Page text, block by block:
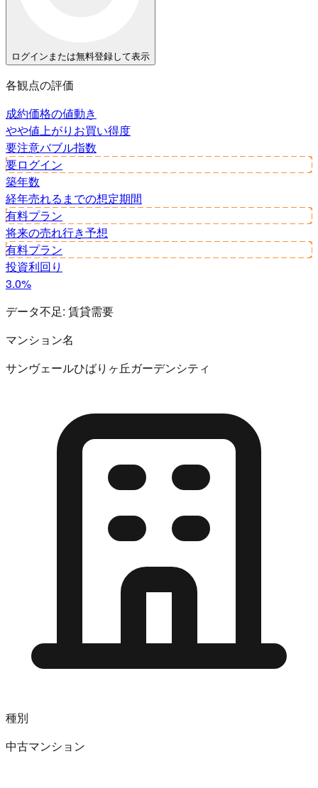
ログインまたは無料登録して表示
各観点の評価
成約価格の値動き
やや値上がり お買い得度
要注意バブル指数
要ログイン
築年数
経年売れるまでの想定期間
有料プラン
将来の売れ行き予想
有料プラン
投資利回り
3.0%
データ不足: 賃貸需要
マンション名
サンヴェールひばりヶ丘ガーデンシティ
種別
中古マンション